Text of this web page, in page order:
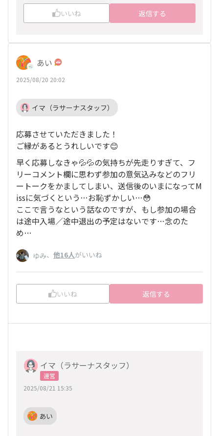
いいね 返信する
あい
2025/08/20 20:02
イマ（ラサーナスタッフ）
応募させていただきました！
ご縁があるとうれしいです😊
早く応募しなきゃ💦💦の気持ちが先走りすぎて、フ
リーコメント欄に思わず参加の意気込みなどのフリ
ートークをかましてしまい、送信後のいまになってM
issに気づくという…お恥ずかしい…😳
ここで言うなという話なのですが、もし参加の場合
は途中入場／途中退出の予定はないです…念のた
め…
ゆみ、 他16人がいいね
いいね 返信する
イマ（ラサーナスタッフ）
運営
2025/08/21 15:35
あい